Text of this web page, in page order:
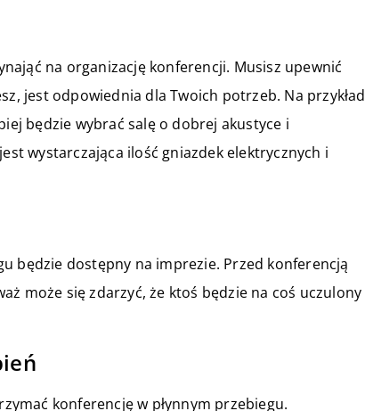
na organizację konferencji. Musisz upewnić
jest odpowiednia dla Twoich potrzeb. Na przykład
będzie wybrać salę o dobrej akustyce i
wystarczająca ilość gniazdek elektrycznych i
będzie dostępny na imprezie. Przed konferencją
może się zdarzyć, że ktoś będzie na coś uczulony
konferencję w płynnym przebiegu.